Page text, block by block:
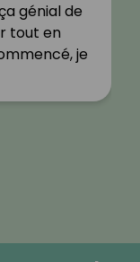
génial de
tout en
je